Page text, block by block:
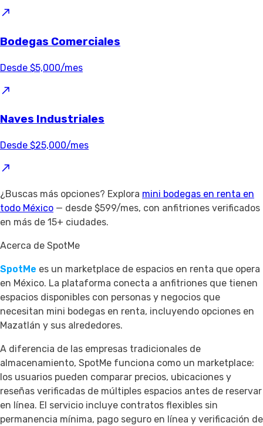
Bodegas Comerciales
Desde $5,000/mes
Naves Industriales
Desde $25,000/mes
¿Buscas más opciones? Explora mini bodegas en renta en
todo México — desde $599/mes, con anfitriones verificados
en más de 15+ ciudades.
Acerca de SpotMe
SpotMe es un marketplace de espacios en renta que opera
en México. La plataforma conecta a anfitriones que tienen
espacios disponibles con personas y negocios que
necesitan mini bodegas en renta, incluyendo opciones en
Mazatlán y sus alrededores.
A diferencia de las empresas tradicionales de
almacenamiento, SpotMe funciona como un marketplace:
los usuarios pueden comparar precios, ubicaciones y
reseñas verificadas de múltiples espacios antes de reservar
en línea. El servicio incluye contratos flexibles sin
permanencia mínima, pago seguro en línea y verificación de